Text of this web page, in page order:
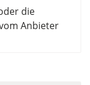
die
Anbieter